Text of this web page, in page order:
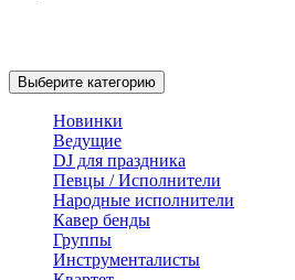
Выберите категорию
Новинки
Ведущие
DJ для праздника
Певцы / Исполнители
Народные исполнители
Кавер бенды
Группы
Инструменталисты